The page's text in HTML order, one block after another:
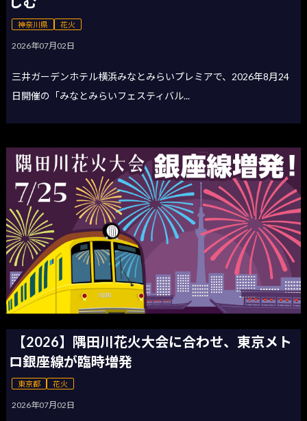
神奈川県 花火
2026年07月02日
三井ガーデンホテル横浜みなとみらいプレミアで、2026年8月24
日開催の「みなとみらいフェスティバル...
【2026】隅田川花火大会に合わせ、東京メト
ロ銀座線が臨時増発
東京都 花火
2026年07月02日